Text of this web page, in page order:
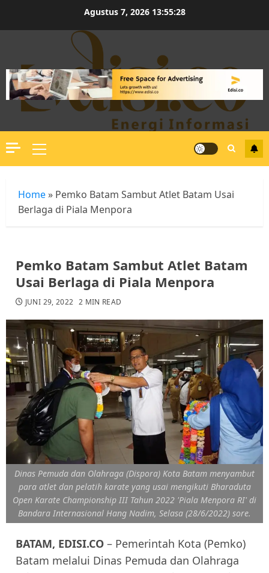
Agustus 7, 2026 13:55:29
Primary
Menu
Home » Pemko Batam Sambut Atlet Batam Usai
Berlaga di Piala Menpora
Pemko Batam Sambut Atlet Batam
Usai Berlaga di Piala Menpora
JUNI 29, 2022 2 MIN READ
Dinas Pemuda dan Olahraga (Dispora) Kota Batam menyambut
para atlet dan pelatih karate yang usai mengikuti Bharaduta
Open Karate Championship III Tahun 2022 'Piala Menpora RI' di
Bandara Internasional Hang Nadim, Selasa (28/6/2022) sore.
BATAM, EDISI.CO – Pemerintah Kota (Pemko)
Batam melalui Dinas Pemuda dan Olahraga